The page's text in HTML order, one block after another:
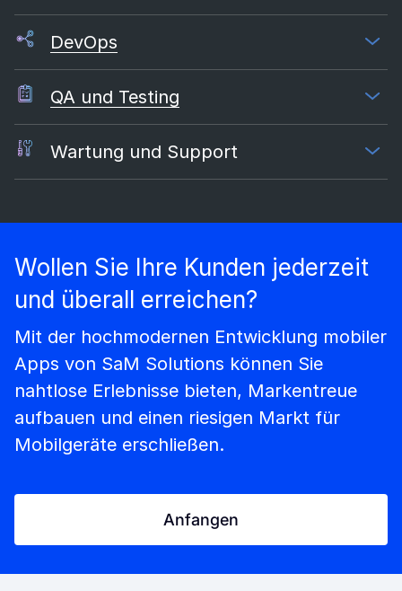
DevOps
QA und Testing
Wartung und Support
Wollen Sie Ihre Kunden jederzeit
und überall erreichen?
Mit der hochmodernen Entwicklung mobiler
Apps von SaM Solutions können Sie
nahtlose Erlebnisse bieten, Markentreue
aufbauen und einen riesigen Markt für
Mobilgeräte erschließen.
Anfangen